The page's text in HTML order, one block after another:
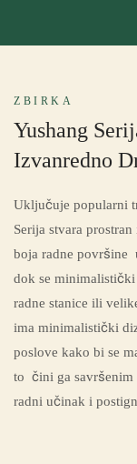
ZBIRKA
Yushang
Izvanredno
Uključuje popularni
Serija stvara
boja radne površine
dok se
radne stanice ili
ima minimalistički
poslove kako bi se
to čini ga savršenim
radni učinak i